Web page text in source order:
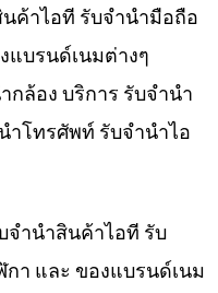
ค้าไอที รับจำนำมือถือ
แบรนด์เนมต่างๆ
ล้อง บริการ รับจำนำ
โทรศัพท์ รับจำนำไอ
จำนำสินค้าไอที รับ
า และ ของแบรนด์เนม